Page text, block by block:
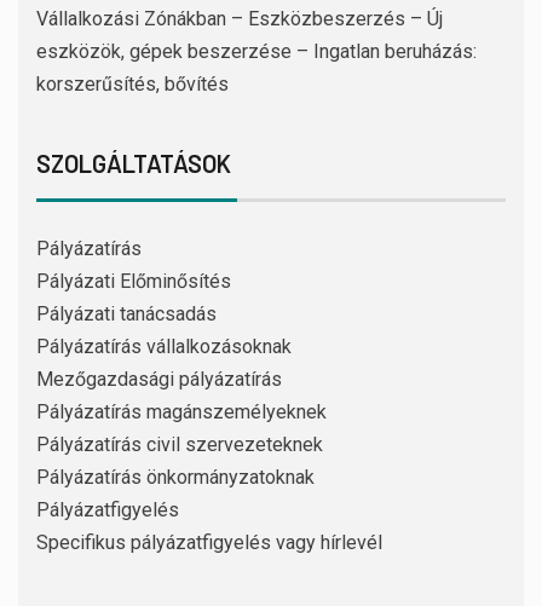
Vállalkozási Zónákban – Eszközbeszerzés – Új
eszközök, gépek beszerzése – Ingatlan beruházás:
korszerűsítés, bővítés
SZOLGÁLTATÁSOK
Pályázatírás
Pályázati Előminősítés
Pályázati tanácsadás
Pályázatírás vállalkozásoknak
Mezőgazdasági pályázatírás
Pályázatírás magánszemélyeknek
Pályázatírás civil szervezeteknek
Pályázatírás önkormányzatoknak
Pályázatfigyelés
Specifikus pályázatfigyelés vagy hírlevél